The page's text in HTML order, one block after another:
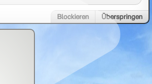
Blockieren Überspringen